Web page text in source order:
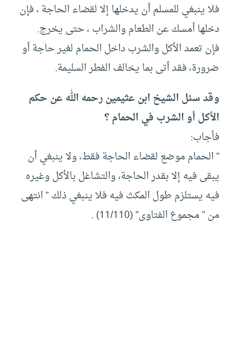
فلا ينبغي للمسلم أن يدخلها إلا لقضاء الحاجة ، فإن
دخلها أمسك عن الطعام والشراب ، حتى يخرج.
فإن تعمد الأكل والشرب داخل الحمام لغير حاجة أو
ضرورة، فقد أتى بما يخالف الفطر السليمة.
وقد سئل الشيخ ابن عثيمين رحمه الله عن حكم
الأكل أو الشرب في الحمام ؟
فأجاب:
” الحمام موضع لقضاء الحاجة فقط، ولا ينبغي أن
يبقى فيه إلا بقدر الحاجة، والتشاغل بالأكل وغيره
فيه يستلزم طول المكث فيه فلا ينبغي ذلك ” انتهى
من ” مجموع الفتاوى” (11/110) .